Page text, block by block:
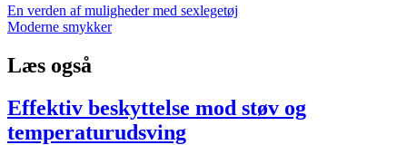
Indlægsnavigation
En verden af muligheder med sexlegetøj
Moderne smykker
Læs også
Effektiv beskyttelse mod støv og
temperaturudsving